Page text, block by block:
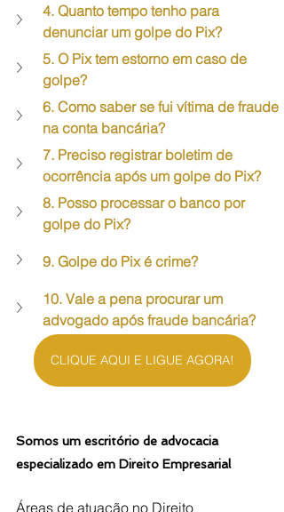
4. Quanto tempo tenho para
denunciar um golpe do Pix?
5. O Pix tem estorno em caso de
golpe?
6. Como saber se fui vítima de fraude
na conta bancária?
7. Preciso registrar boletim de
ocorrência após um golpe do Pix?
8. Posso processar o banco por
golpe do Pix?
9. Golpe do Pix é crime?
10. Vale a pena procurar um
advogado após fraude bancária?
CLIQUE AQUI E LIGUE AGORA!
Somos um escritório de advocacia
especializado em Direito Empresarial
Áreas de atuação no Direito